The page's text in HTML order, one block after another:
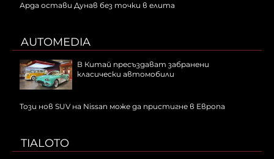
Арда остави Дунав без точки в елита
AUTOMEDIA
В Китай пресъздават забранени
класически автомобили
Този нов SUV на Nissan може да пристигне в Европа
TIALOTO